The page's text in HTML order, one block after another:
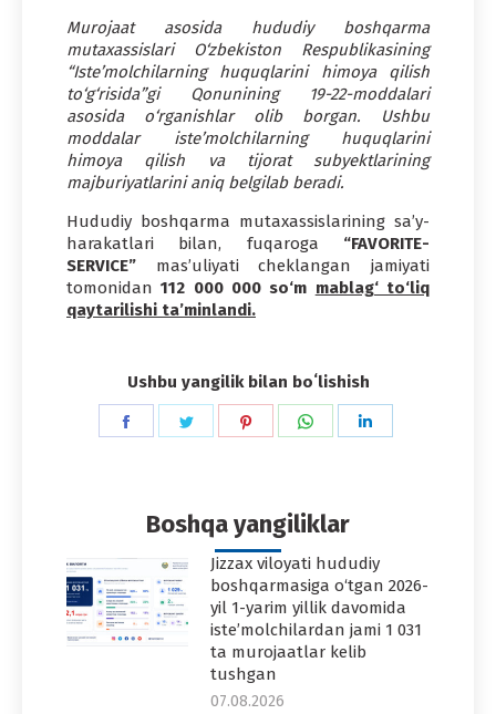
Murojaat asosida hududiy boshqarma
mutaxassislari O‘zbekiston Respublikasining
“Iste’molchilarning huquqlarini himoya qilish
to‘g‘risida”gi Qonunining 19-22-moddalari
asosida o‘rganishlar olib borgan. Ushbu
moddalar iste’molchilarning huquqlarini
himoya qilish va tijorat subyektlarining
majburiyatlarini aniq belgilab beradi.
Hududiy boshqarma mutaxassislarining sa’y-
harakatlari bilan, fuqaroga “FAVORITE-
SERVICE” mas’uliyati cheklangan jamiyati
tomonidan112 000 000 so‘m mablag‘ to‘liq
qaytarilishi ta’minlandi.
Ushbu yangilik bilan boʻlishish
Share
Share
Share
Share
Boshqa yangiliklar
Jizzax viloyati hududiy
boshqarmasiga o‘tgan 2026-
yil 1-yarim yillik davomida
iste’molchilardan jami 1 031
ta murojaatlar kelib
tushgan
07.08.2026